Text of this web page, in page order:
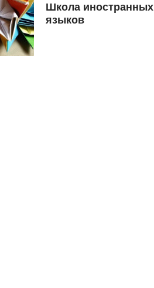
Школа иностранных
языков